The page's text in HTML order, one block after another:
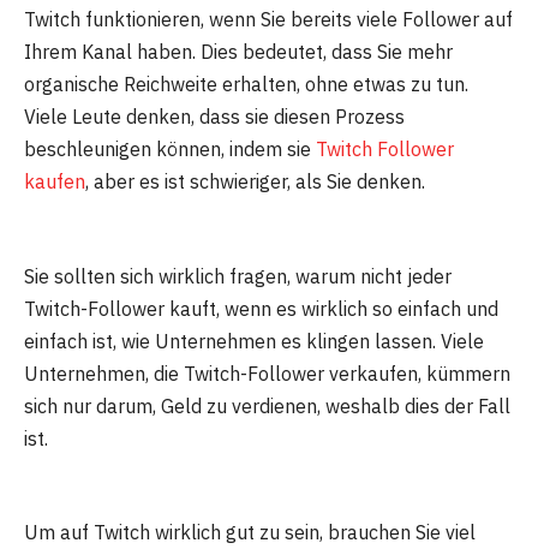
Twitch funktionieren, wenn Sie bereits viele Follower auf
Ihrem Kanal haben. Dies bedeutet, dass Sie mehr
organische Reichweite erhalten, ohne etwas zu tun.
Viele Leute denken, dass sie diesen Prozess
beschleunigen können, indem sie Twitch Follower
kaufen, aber es ist schwieriger, als Sie denken.
Sie sollten sich wirklich fragen, warum nicht jeder
Twitch-Follower kauft, wenn es wirklich so einfach und
einfach ist, wie Unternehmen es klingen lassen. Viele
Unternehmen, die Twitch-Follower verkaufen, kümmern
sich nur darum, Geld zu verdienen, weshalb dies der Fall
ist.
Um auf Twitch wirklich gut zu sein, brauchen Sie viel